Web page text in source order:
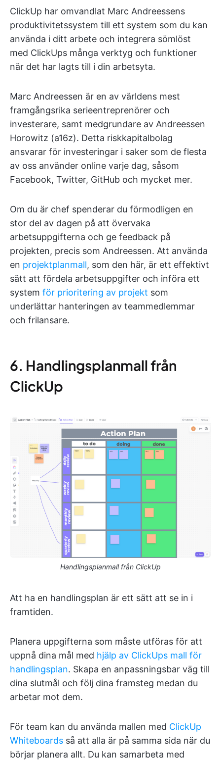
ClickUp har omvandlat Marc Andreessens
produktivitetssystem till ett system som du kan
använda i ditt arbete och integrera sömlöst
med ClickUps många verktyg och funktioner
när det har lagts till i din arbetsyta.
Marc Andreessen är en av världens mest
framgångsrika serieentreprenörer och
investerare, samt medgrundare av Andreessen
Horowitz (a16z). Detta riskkapitalbolag
ansvarar för investeringar i saker som de flesta
av oss använder online varje dag, såsom
Facebook, Twitter, GitHub och mycket mer.
Om du är chef spenderar du förmodligen en
stor del av dagen på att övervaka
arbetsuppgifterna och ge feedback på
projekten, precis som Andreessen. Att använda
en projektplanmall, som den här, är ett effektivt
sätt att fördela arbetsuppgifter och införa ett
system för prioritering av projekt som
underlättar hanteringen av teammedlemmar
och frilansare.
6. Handlingsplanmall från
ClickUp
Handlingsplanmall från ClickUp
Att ha en handlingsplan är ett sätt att se in i
framtiden.
Planera uppgifterna som måste utföras för att
uppnå dina mål med hjälp av ClickUps mall för
handlingsplan. Skapa en anpassningsbar väg till
dina slutmål och följ dina framsteg medan du
arbetar mot dem.
För team kan du använda mallen med ClickUp
Whiteboards så att alla är på samma sida när du
börjar planera allt. Du kan samarbeta med